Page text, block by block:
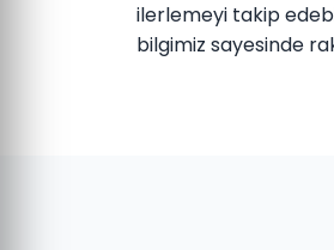
ilerlemeyi takip
bilgimiz sayesinde